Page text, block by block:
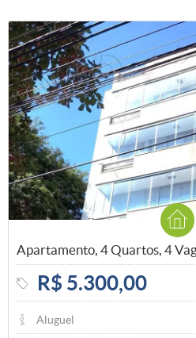
Apartamento, 4 Quartos, 4
R$ 5.300,00
Aluguel